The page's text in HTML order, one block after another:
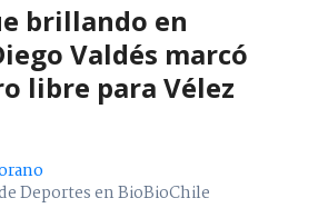
brillando en
Valdés marcó
libre para Vélez
Deportes en BioBioChile